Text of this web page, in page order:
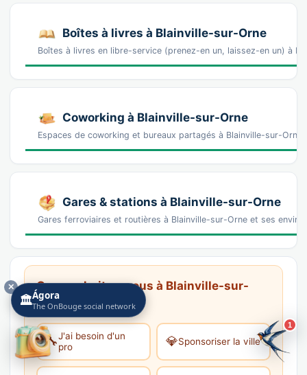
1
Boîtes à livres à Blainville-sur-Orne
Boîtes à livres en libre-service (prenez-en un, laissez-en un) à
Coworking à Blainville-sur-Orne
Espaces de coworking et bureaux partagés à Blainville-sur-
Gares & stations à Blainville-sur-Orne
Gares ferroviaires et routières à Blainville-sur-Orne et ses
Que souhaitez-vous à Blainville-sur-
Orne ?
🔧J'ai besoin d'un
pro
💎Sponsoriser la ville
🏛️Ágora
The OnBouge social network
✕